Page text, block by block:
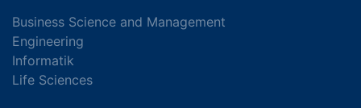
Business Science and Management
Engineering
Informatik
Life Sciences